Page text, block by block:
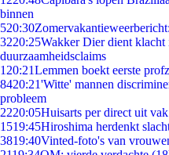
binnen
520:30
3220:25Wakker Dier dient klacht
duurzaamheidsclaims
1 20:21Lemmen boekt eerste
8420:21'Witte' mannen
probleem
2220:05Huisarts per direct uit
1519:45Hiroshima herdenkt
3819:40Vinted-foto's van